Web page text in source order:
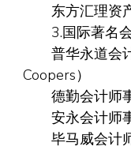
东方汇理资产
3.国际著名会
普华永道会计
Coopers）
德勤会计师事
安永会计师事
毕马威会计师